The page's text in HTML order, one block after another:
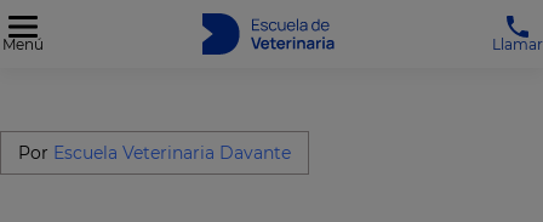
Menú Llamar
Por Escuela Veterinaria Davante